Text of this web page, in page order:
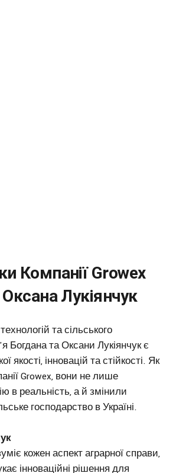
Компанії Growex
Лукіянчук
та сільського
Богдана та Оксани Лукіянчук є
якості, інновацій та стійкості. Як
Growex, вони не лише
в реальність, а й змінили
господарство в Україні.
кожен аспект аграрної справи,
інноваційні рішення для